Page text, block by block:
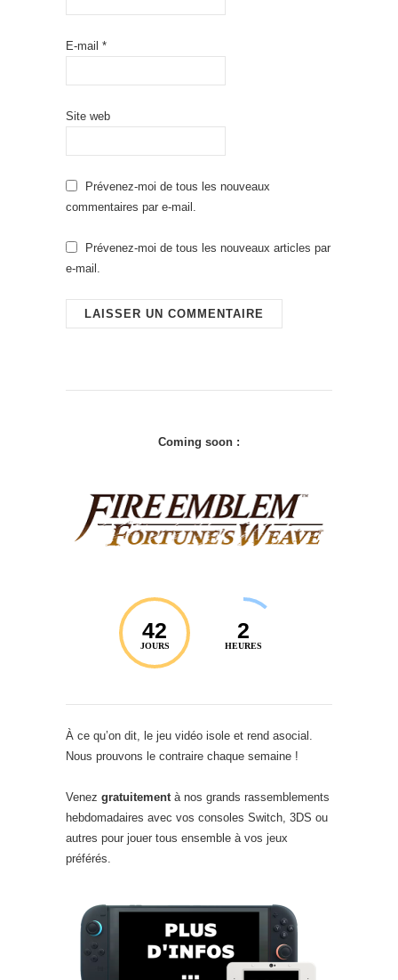
E-mail *
Site web
Prévenez-moi de tous les nouveaux
commentaires par e-mail.
Prévenez-moi de tous les nouveaux articles par
e-mail.
Coming soon :
42
JOURS
2
HEURES
À ce qu’on dit, le jeu vidéo isole et rend asocial.
Nous prouvons le contraire chaque semaine !
Venez gratuitementà nos grands rassemblements
hebdomadaires avec vos consoles Switch, 3DS ou
autres pour jouer tous ensemble à vos jeux
préférés.